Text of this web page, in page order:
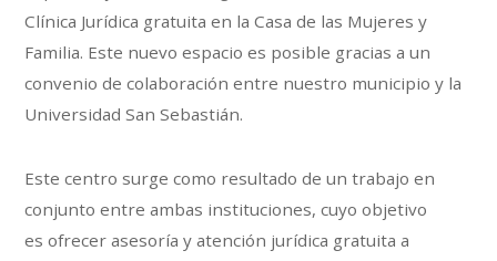
Clínica Jurídica gratuita en la Casa de las Mujeres y
Familia. Este nuevo espacio es posible gracias a un
convenio de colaboración entre nuestro municipio y la
Universidad San Sebastián.
Este centro surge como resultado de un trabajo en
conjunto entre ambas instituciones, cuyo objetivo
es ofrecer asesoría y atención jurídica gratuita a